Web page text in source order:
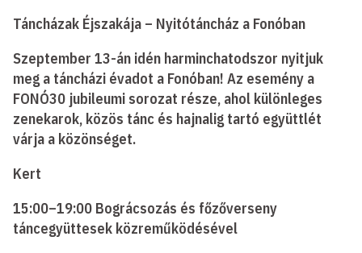
Táncházak Éjszakája – Nyitótáncház a Fonóban
Szeptember 13-án idén harminchatodszor nyitjuk
meg a táncházi évadot a Fonóban! Az esemény a
FONÓ30 jubileumi sorozat része, ahol különleges
zenekarok, közös tánc és hajnalig tartó együttlét
várja a közönséget.
Kert
15:00–19:00 Bográcsozás és főzőverseny
táncegyüttesek közreműködésével